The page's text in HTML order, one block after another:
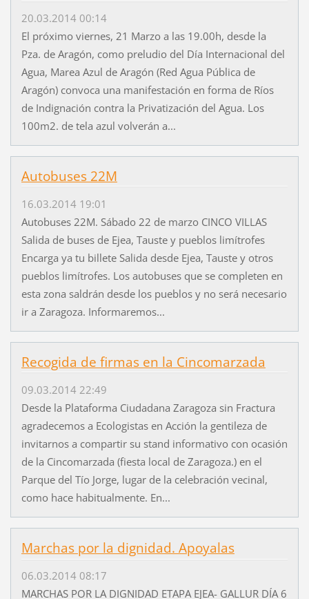
20.03.2014 00:14
El próximo viernes, 21 Marzo a las 19.00h, desde la
Pza. de Aragón, como preludio del Día Internacional del
Agua, Marea Azul de Aragón (Red Agua Pública de
Aragón) convoca una manifestación en forma de Ríos
de Indignación contra la Privatización del Agua. Los
100m2. de tela azul volverán a...
Autobuses 22M
16.03.2014 19:01
Autobuses 22M. Sábado 22 de marzo CINCO VILLAS
Salida de buses de Ejea, Tauste y pueblos limítrofes
Encarga ya tu billete Salida desde Ejea, Tauste y otros
pueblos limítrofes. Los autobuses que se completen en
esta zona saldrán desde los pueblos y no será necesario
ir a Zaragoza. Informaremos...
Recogida de firmas en la Cincomarzada
09.03.2014 22:49
Desde la Plataforma Ciudadana Zaragoza sin Fractura
agradecemos a Ecologistas en Acción la gentileza de
invitarnos a compartir su stand informativo con ocasión
de la Cincomarzada (fiesta local de Zaragoza.) en el
Parque del Tío Jorge, lugar de la celebración vecinal,
como hace habitualmente. En...
Marchas por la dignidad. Apoyalas
06.03.2014 08:17
MARCHAS POR LA DIGNIDAD ETAPA EJEA- GALLUR DÍA 6